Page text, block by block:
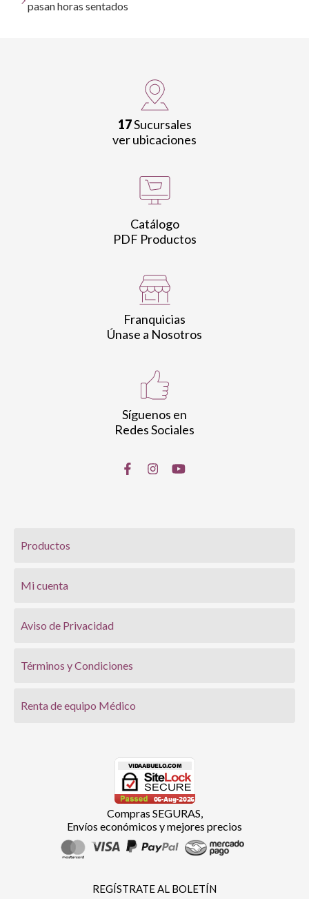
pasan horas sentados
17Sucursales
ver ubicaciones
Catálogo
PDF Productos
Franquicias
Únase a Nosotros
Síguenos en
Redes Sociales
Productos
Mi cuenta
Aviso de Privacidad
Términos y Condiciones
Renta de equipo Médico
Compras SEGURAS,
Envíos económicos y mejores precios
REGÍSTRATE AL BOLETÍN